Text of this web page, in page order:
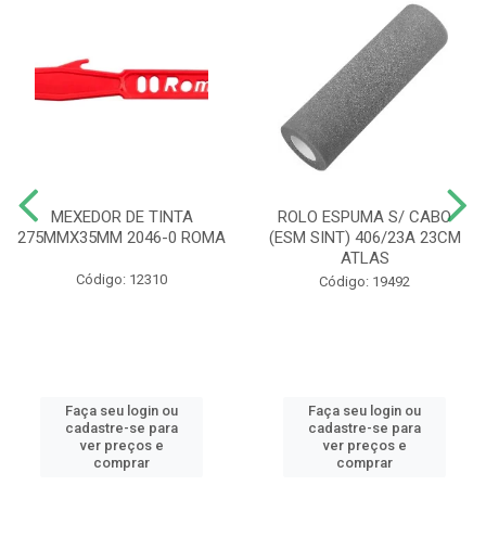
MEXEDOR DE TINTA
275MMX35MM 2046-0 ROMA
Código: 12310
Faça seu login ou
cadastre-se para
ver preços e
comprar
ROLO ESPUMA S/ CABO
(ESM SINT) 406/23A 23CM
ATLAS
Código: 19492
Faça seu login ou
cadastre-se para
ver preços e
comprar